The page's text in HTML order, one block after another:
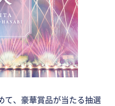
て、豪華賞品が当たる抽選